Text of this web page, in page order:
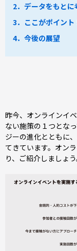
2．データをもとに
3．ここがポイント
4．今後の展望
昨今、オンラインイ
ない施策の１つとな
ジーの進化とともに
てきています。オン
り、ご紹介しましょう